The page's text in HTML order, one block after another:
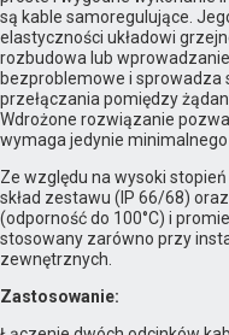
są kable samoregulujące.
elastyczności układowi
rozbudowa lub
bezproblemowe i sprowadza
przełączania pomiędzy
Wdrożone rozwiązanie
wymaga jedynie
Ze względu na wysoki
skład zestawu (IP 66/68)
(odporność do 100°C) i
stosowany zarówno przy
zewnętrznych.
Zastosowanie: